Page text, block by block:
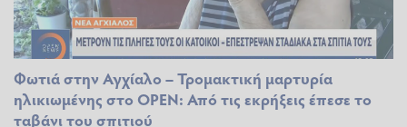
Φωτιά στην Αγχίαλο – Τρομακτική μαρτυρία
ηλικιωμένης στο OPEN: Από τις εκρήξεις έπεσε το
ταβάνι του σπιτιού